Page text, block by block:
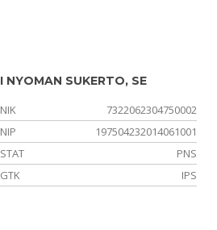
I NYOMAN SUKERTO, SE
NIK
7322062304750002
NIP
197504232014061001
STAT
PNS
GTK
IPS